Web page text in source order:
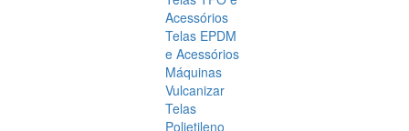
Acessórios
Telas EPDM
e Acessórios
Máquinas
Vulcanizar
Telas
Polietileno